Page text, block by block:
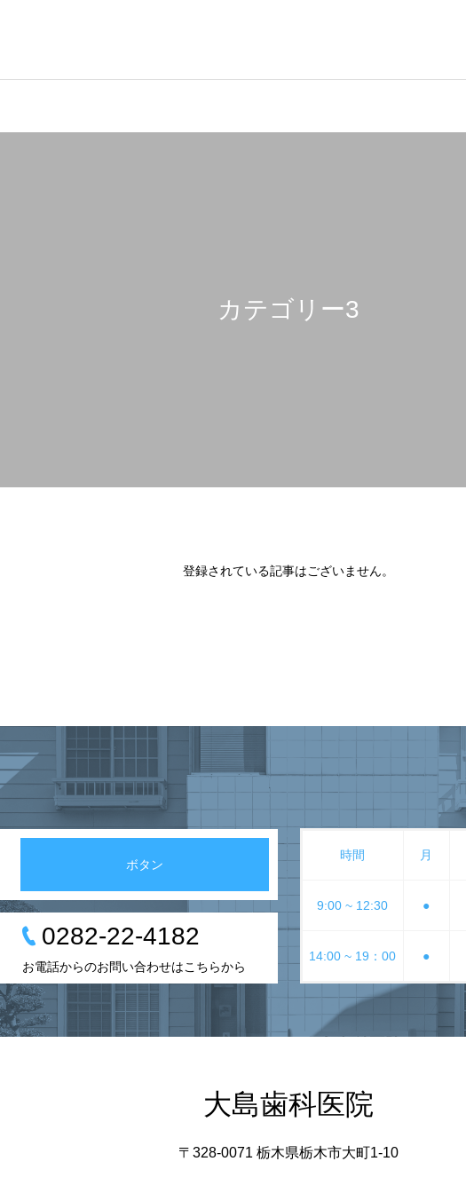
カテゴリー3
登録されている記事はございません。
ボタン
0282-22-4182
お電話からのお問い合わせはこちらから
時間 月
9:00 ~ 12:30 ●
14:00 ~ 19：00 ●
大島歯科医院
〒328-0071 栃木県栃木市大町1-10